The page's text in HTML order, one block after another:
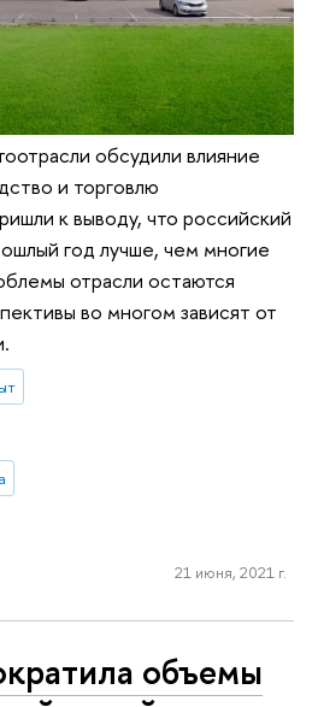
обсудили влияние
и торговлю
к выводу, что российский
год лучше, чем многие
отрасли остаются
во многом зависят от
21 июня, 2021 г.
объемы